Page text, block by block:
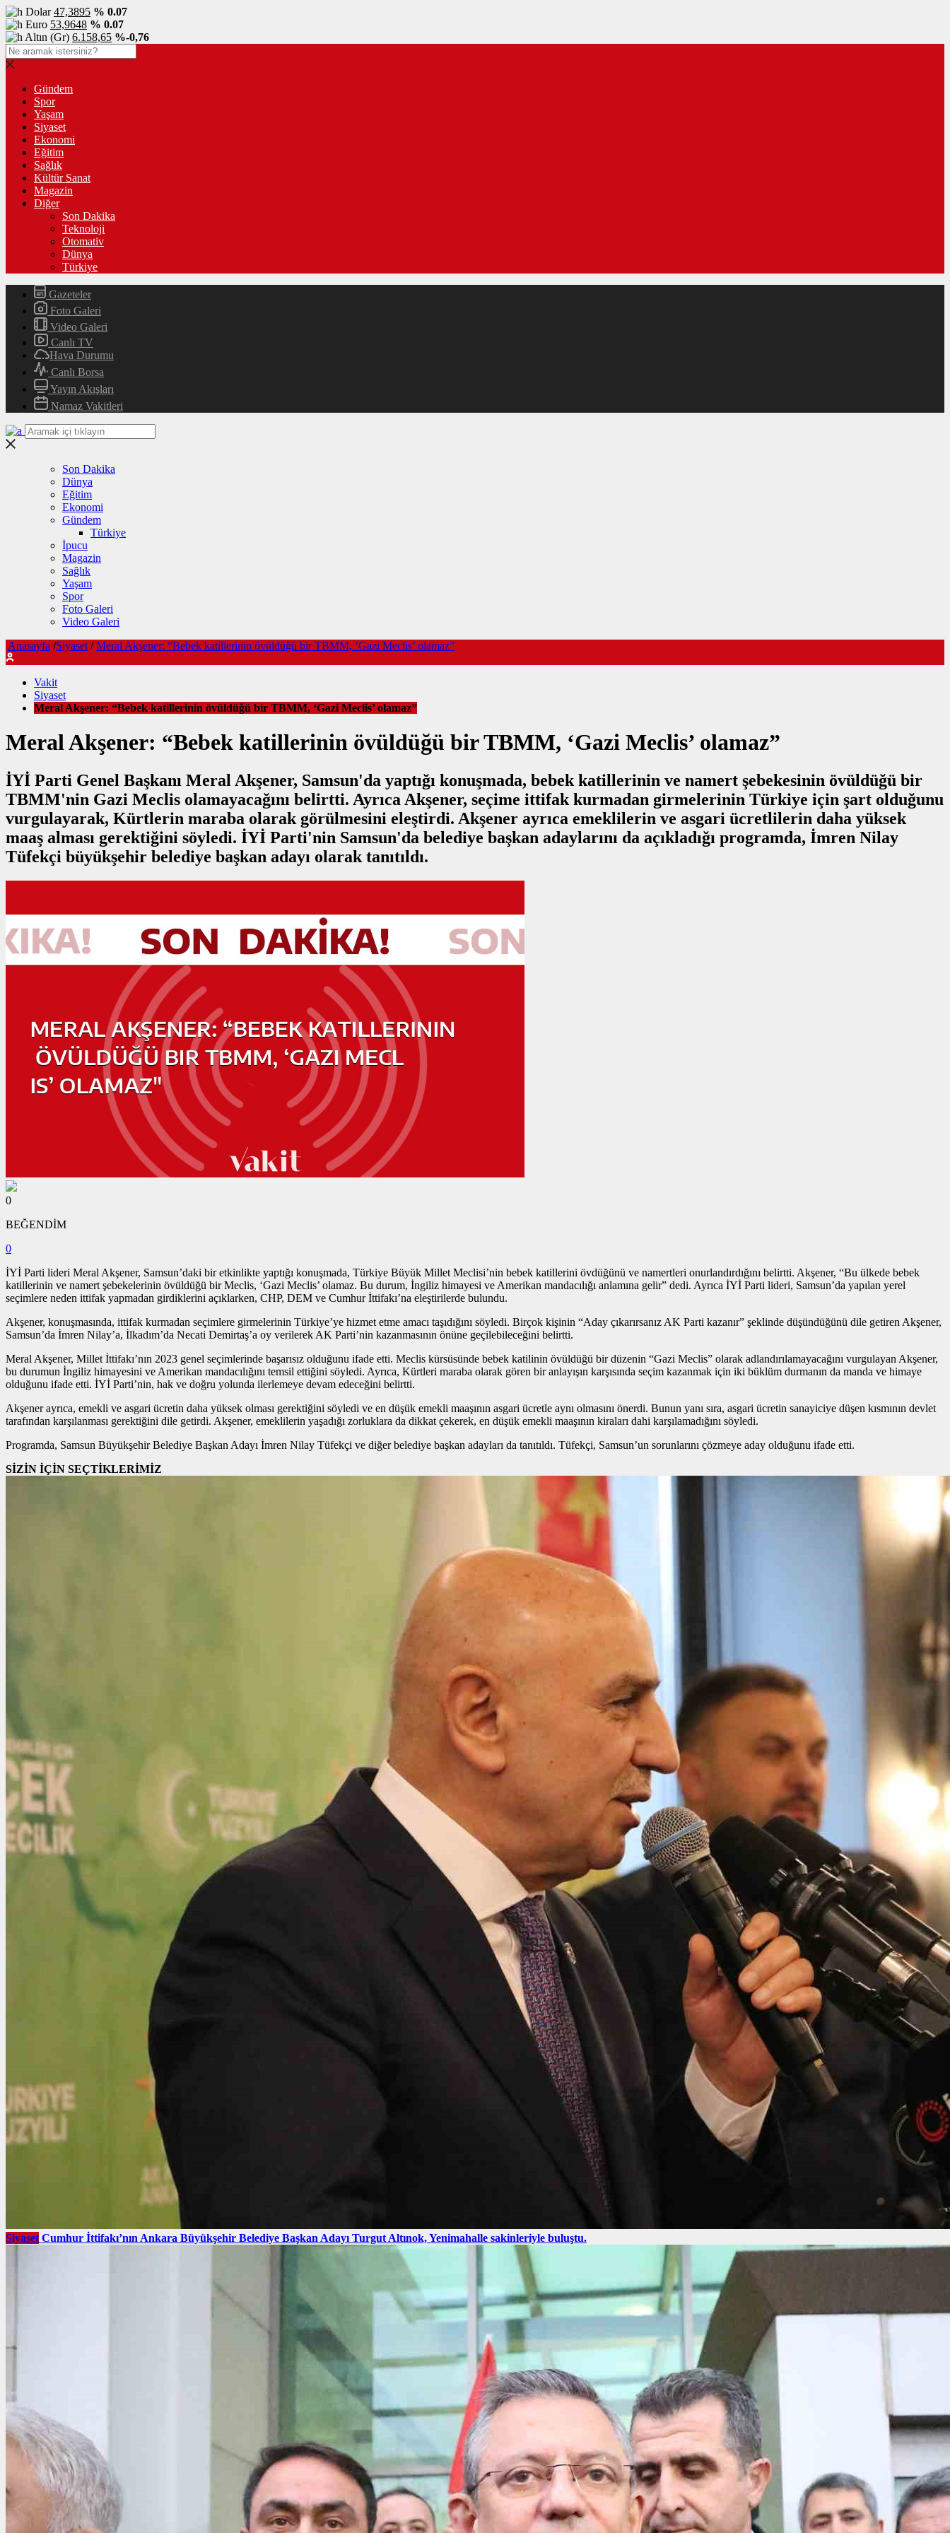
Dolar47,3895 % 0.07
Euro 53,9648 % 0.07
Altın (Gr) 6.158,65 %-0,76
Gündem
Spor
Yaşam
Siyaset
Ekonomi
Eğitim
Sağlık
Kültür Sanat
Magazin
Diğer
Son Dakika
Teknoloji
Otomativ
Dünya
Türkiye
Gazeteler
Foto Galeri
Video Galeri
Canlı TV
Hava Durumu
Canlı Borsa
Yayın Akışları
Namaz Vakitleri
Son Dakika
Dünya
Eğitim
Ekonomi
Gündem
Türkiye
İpucu
Magazin
Sağlık
Yaşam
Spor
Foto Galeri
Video Galeri
Anasayfa /Siyaset / Meral Akşener: “Bebek katillerinin övüldüğü bir TBMM, ‘Gazi Meclis’ olamaz”
Vakit
Siyaset
Meral Akşener: “Bebek katillerinin övüldüğü bir TBMM, ‘Gazi Meclis’ olamaz”
Meral Akşener: “Bebek katillerinin övüldüğü bir TBMM, ‘Gazi Meclis’ olamaz”
İYİ Parti Genel Başkanı Meral Akşener, Samsun'da yaptığı konuşmada, bebek katillerinin ve namert şebekesinin övüldüğü bir
TBMM'nin Gazi Meclis olamayacağını belirtti. Ayrıca Akşener, seçime ittifak kurmadan girmelerinin Türkiye için şart olduğunu
vurgulayarak, Kürtlerin maraba olarak görülmesini eleştirdi. Akşener ayrıca emeklilerin ve asgari ücretlilerin daha yüksek
maaş alması gerektiğini söyledi. İYİ Parti'nin Samsun'da belediye başkan adaylarını da açıkladığı programda, İmren Nilay
Tüfekçi büyükşehir belediye başkan adayı olarak tanıtıldı.
0
BEĞENDİM
0
İYİ Parti lideri Meral Akşener, Samsun’daki bir etkinlikte yaptığı konuşmada, Türkiye Büyük Millet Meclisi’nin bebek katillerini övdüğünü ve namertleri onurlandırdığını belirtti. Akşener, “Bu ülkede bebek
katillerinin ve namert şebekelerinin övüldüğü bir Meclis, ‘Gazi Meclis’ olamaz. Bu durum, İngiliz himayesi ve Amerikan mandacılığı anlamına gelir” dedi. Ayrıca İYİ Parti lideri, Samsun’da yapılan yerel
seçimlere neden ittifak yapmadan girdiklerini açıklarken, CHP, DEM ve Cumhur İttifakı’na eleştirilerde bulundu.
Akşener, konuşmasında, ittifak kurmadan seçimlere girmelerinin Türkiye’ye hizmet etme amacı taşıdığını söyledi. Birçok kişinin “Aday çıkarırsanız AK Parti kazanır” şeklinde düşündüğünü dile getiren Akşener,
Samsun’da İmren Nilay’a, İlkadım’da Necati Demirtaş’a oy verilerek AK Parti’nin kazanmasının önüne geçilebileceğini belirtti.
Meral Akşener, Millet İttifakı’nın 2023 genel seçimlerinde başarısız olduğunu ifade etti. Meclis kürsüsünde bebek katilinin övüldüğü bir düzenin “Gazi Meclis” olarak adlandırılamayacağını vurgulayan Akşener,
bu durumun İngiliz himayesini ve Amerikan mandacılığını temsil ettiğini söyledi. Ayrıca, Kürtleri maraba olarak gören bir anlayışın karşısında seçim kazanmak için iki büklüm durmanın da manda ve himaye
olduğunu ifade etti. İYİ Parti’nin, hak ve doğru yolunda ilerlemeye devam edeceğini belirtti.
Akşener ayrıca, emekli ve asgari ücretin daha yüksek olması gerektiğini söyledi ve en düşük emekli maaşının asgari ücretle aynı olmasını önerdi. Bunun yanı sıra, asgari ücretin sanayiciye düşen kısmının devlet
tarafından karşılanması gerektiğini dile getirdi. Akşener, emeklilerin yaşadığı zorluklara da dikkat çekerek, en düşük emekli maaşının kiraları dahi karşılamadığını söyledi.
Programda, Samsun Büyükşehir Belediye Başkan Adayı İmren Nilay Tüfekçi ve diğer belediye başkan adayları da tanıtıldı. Tüfekçi, Samsun’un sorunlarını çözmeye aday olduğunu ifade etti.
SİZİN İÇİN SEÇTİKLERİMİZ
Siyaset Cumhur İttifakı’nın Ankara Büyükşehir Belediye Başkan Adayı Turgut Altınok, Yenimahalle sakinleriyle buluştu.